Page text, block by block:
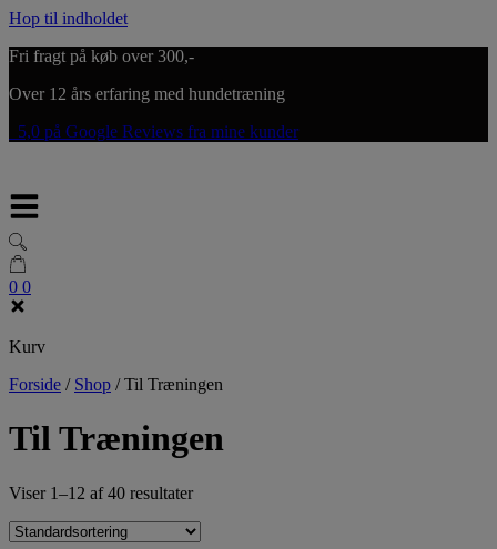
Hop til indholdet
Fri fragt på køb over 300,-
Over 12 års erfaring med hundetræning
5,0 på Google Reviews fra mine kunder
0 0
Kurv
Forside / Shop /Til Træningen
Til Træningen
Viser 1–12 af 40 resultater